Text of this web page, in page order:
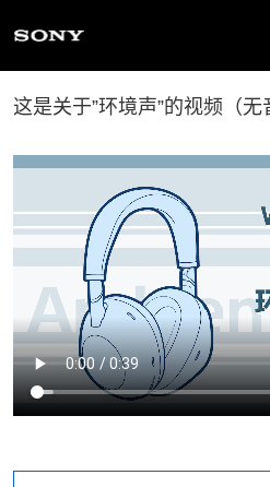
这是关于”环境声”的视频（无